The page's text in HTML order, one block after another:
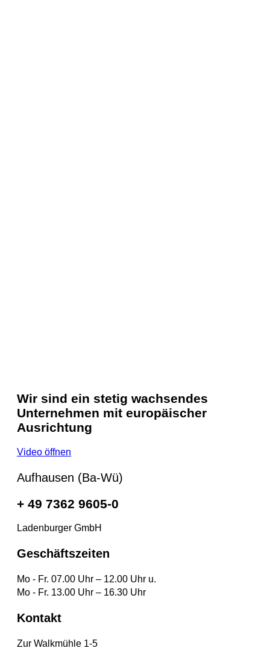
Wir sind ein stetig wachsendes
Unternehmen mit europäischer
Ausrichtung
Video öffnen
Aufhausen (Ba-Wü)
+ 49 7362 9605-0
Ladenburger GmbH
Geschäftszeiten
Mo - Fr. 07.00 Uhr – 12.00 Uhr u.
Mo - Fr. 13.00 Uhr – 16.30 Uhr
Kontakt
Zur Walkmühle 1-5